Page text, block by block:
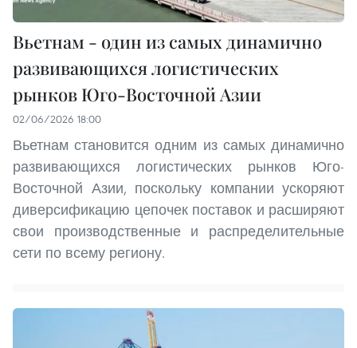
Вьетнам - один из самых динамично
развивающихся логистических
рынков Юго-Восточной Азии
02/06/2026 18:00
Вьетнам становится одним из самых динамично
развивающихся логистических рынков Юго-
Восточной Азии, поскольку компании ускоряют
диверсификацию цепочек поставок и расширяют
свои производственные и распределительные
сети по всему региону.